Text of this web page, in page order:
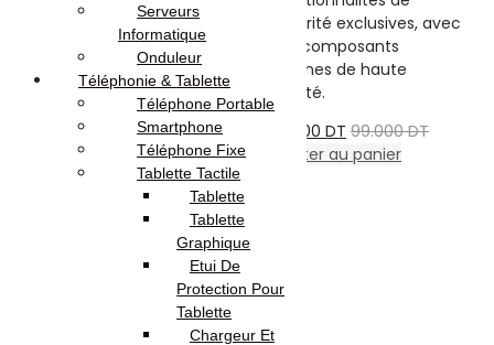
– Garantie : 3 mois
15.000DT 20.000DT
Ajouter au panier
sécurité exclusives, avec
des composants
internes de haute
qualité.
75.000 DT 99.000DT
Ajouter au panier
Serveurs
Informatique
Onduleur
Téléphonie & Tablette
Téléphone Portable
Smartphone
Téléphone Fixe
Tablette Tactile
Tablette
Tablette
Graphique
Etui De
Protection Pour
Tablette
Chargeur Et